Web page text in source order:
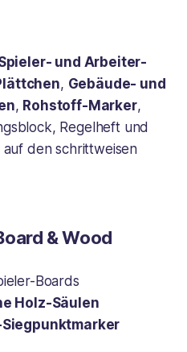
und Arbeiter-
, Gebäude- und
, Rohstoff-Marker,
Regelheft und
den schrittweisen
& Wood
Boards
Holz-Säulen